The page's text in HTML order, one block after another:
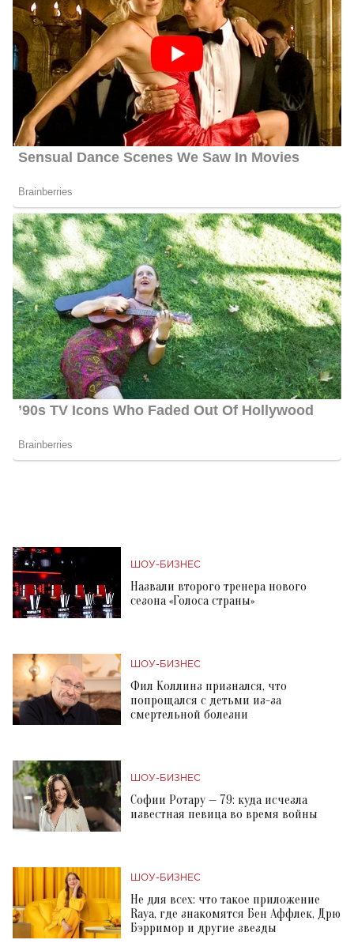
ШОУ-БИЗНЕС
Назвали второго тренера нового
сезона «Голоса страны»
ШОУ-БИЗНЕС
Фил Коллинз признался, что
попрощался с детьми из-за
смертельной болезни
ШОУ-БИЗНЕС
Софии Ротару — 79: куда исчезла
известная певица во время войны
ШОУ-БИЗНЕС
Не для всех: что такое приложение
Raya, где знакомятся Бен Аффлек, Дрю
Бэрримор и другие звезды